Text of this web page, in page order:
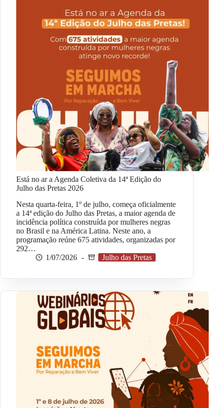
Está no ar a Agenda Coletiva da 14ª Edição do
Julho das Pretas 2026
Nesta quarta-feira, 1º de julho, começa oficialmente
a 14ª edição do Julho das Pretas, a maior agenda de
incidência política construída por mulheres negras
no Brasil e na América Latina. Neste ano, a
programação reúne 675 atividades, organizadas por
292…
1/07/2026
Julho das Pretas